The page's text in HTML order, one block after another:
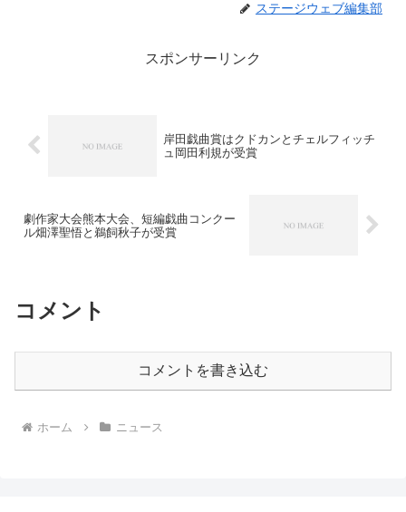
ステージウェブ編集部
スポンサーリンク
岸田戯曲賞はクドカンとチェルフィッチ
ュ岡田利規が受賞
劇作家大会熊本大会、短編戯曲コンクー
ル畑澤聖悟と鵜飼秋子が受賞
コメント
コメントを書き込む
ホーム ニュース